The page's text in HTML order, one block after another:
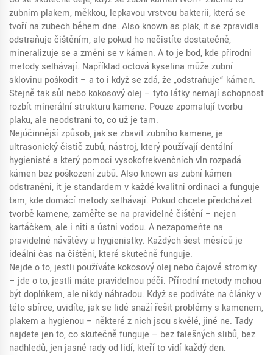
zubním plakem, měkkou, lepkavou vrstvou bakterií, která se
tvoří na zubech během dne. Also known as plak, it se zpravidla
odstraňuje čištěním, ale pokud ho nečistíte dostatečně,
mineralizuje se a změní se v kámen. A to je bod, kde přírodní
metody selhávají. Například octová kyselina může zubní
sklovinu poškodit – a to i když se zdá, že „odstraňuje“ kámen.
Stejně tak sůl nebo kokosový olej – tyto látky nemají schopnost
rozbít minerální strukturu kamene. Pouze zpomalují tvorbu
plaku, ale neodstraní to, co už je tam.
Nejúčinnější způsob, jak se zbavit zubního kamene, je
ultrasonický čistič zubů, nástroj, který používají dentální
hygienisté a který pomocí vysokofrekvenčních vln rozpadá
kámen bez poškození zubů. Also known as zubní kámen
odstranění, it je standardem v každé kvalitní ordinaci a funguje
tam, kde domácí metody selhávají. Pokud chcete předcházet
tvorbě kamene, zaměřte se na pravidelné čištění – nejen
kartáčkem, ale i nití a ústní vodou. A nezapomeňte na
pravidelné návštěvy u hygienistky. Každých šest měsíců je
ideální čas na čištění, které skutečně funguje.
Nejde o to, jestli používáte kokosový olej nebo čajové stromky
– jde o to, jestli máte pravidelnou péči. Přírodní metody mohou
být doplňkem, ale nikdy náhradou. Když se podíváte na články v
této sbírce, uvidíte, jak se lidé snaží řešit problémy s kamenem,
plakem a hygienou – některé z nich jsou skvělé, jiné ne. Tady
najdete jen to, co skutečně funguje – bez falešných slibů, bez
nadhledů, jen jasné rady od lidí, kteří to vidí každý den.